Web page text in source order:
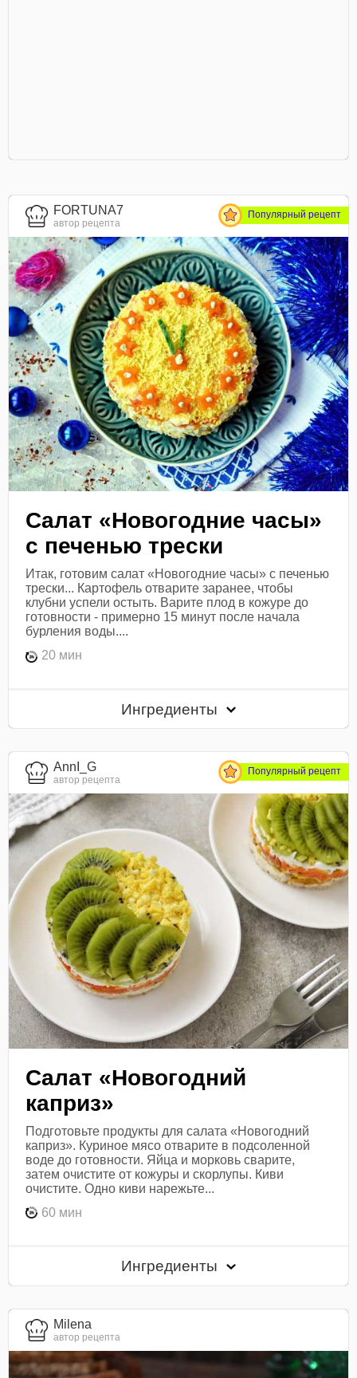
FORTUNA7
автор рецепта
Популярный рецепт
Салат «Новогодние часы»
с печенью трески
Итак, готовим салат «Новогодние часы» с печенью
трески... Картофель отварите заранее, чтобы
клубни успели остыть. Варите плод в кожуре до
готовности - примерно 15 минут после начала
бурления воды....
20 мин
Ингредиенты
AnnI_G
автор рецепта
Популярный рецепт
Салат «Новогодний
каприз»
Подготовьте продукты для салата «Новогодний
каприз». Куриное мясо отварите в подсоленной
воде до готовности. Яйца и морковь сварите,
затем очистите от кожуры и скорлупы. Киви
очистите. Одно киви нарежьте...
60 мин
Ингредиенты
Milena
автор рецепта